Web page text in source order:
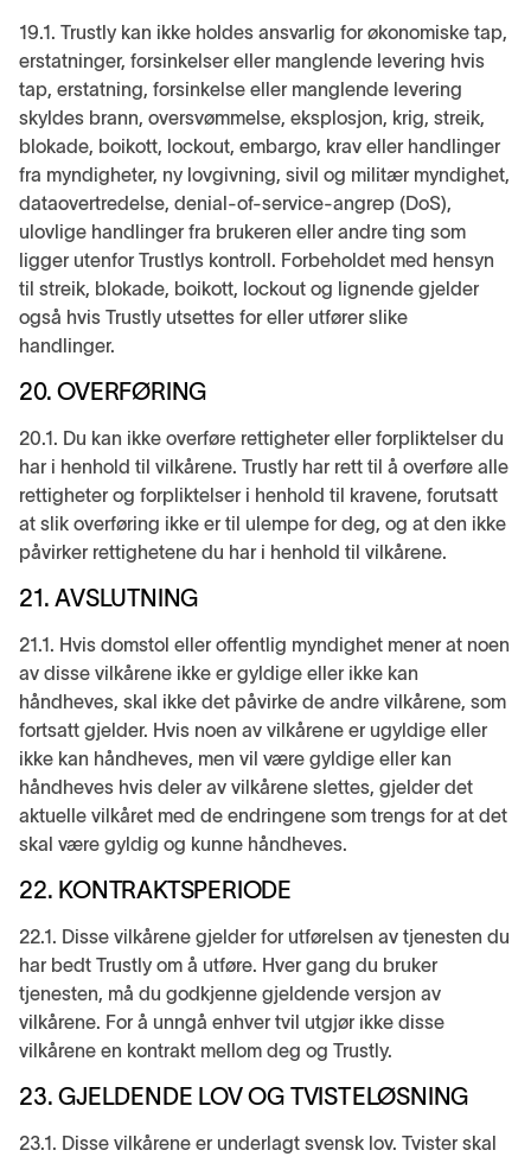
19.1. Trustly kan ikke holdes ansvarlig for økonomiske tap,
erstatninger, forsinkelser eller manglende levering hvis
tap, erstatning, forsinkelse eller manglende levering
skyldes brann, oversvømmelse, eksplosjon, krig, streik,
blokade, boikott, lockout, embargo, krav eller handlinger
fra myndigheter, ny lovgivning, sivil og militær myndighet,
dataovertredelse, denial-of-service-angrep (DoS),
ulovlige handlinger fra brukeren eller andre ting som
ligger utenfor Trustlys kontroll. Forbeholdet med hensyn
til streik, blokade, boikott, lockout og lignende gjelder
også hvis Trustly utsettes for eller utfører slike
handlinger.
20. OVERFØRING
20.1. Du kan ikke overføre rettigheter eller forpliktelser du
har i henhold til vilkårene. Trustly har rett til å overføre alle
rettigheter og forpliktelser i henhold til kravene, forutsatt
at slik overføring ikke er til ulempe for deg, og at den ikke
påvirker rettighetene du har i henhold til vilkårene.
21. AVSLUTNING
21.1. Hvis domstol eller offentlig myndighet mener at noen
av disse vilkårene ikke er gyldige eller ikke kan
håndheves, skal ikke det påvirke de andre vilkårene, som
fortsatt gjelder. Hvis noen av vilkårene er ugyldige eller
ikke kan håndheves, men vil være gyldige eller kan
håndheves hvis deler av vilkårene slettes, gjelder det
aktuelle vilkåret med de endringene som trengs for at det
skal være gyldig og kunne håndheves.
22. KONTRAKTSPERIODE
22.1. Disse vilkårene gjelder for utførelsen av tjenesten du
har bedt Trustly om å utføre. Hver gang du bruker
tjenesten, må du godkjenne gjeldende versjon av
vilkårene. For å unngå enhver tvil utgjør ikke disse
vilkårene en kontrakt mellom deg og Trustly.
23. GJELDENDE LOV OG TVISTELØSNING
23.1. Disse vilkårene er underlagt svensk lov. Tvister skal